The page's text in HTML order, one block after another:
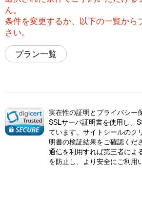
ん。
条件を変更するか、以下の一覧から
さい。
プラン一覧
実在性の証明とプライバシー
SSLサーバ証明書を使用し、
ています。サイトシールのク
明書の検証結果をご確認くだ
通信を利用すれば第三者によ
を防止し、より安全にご利用